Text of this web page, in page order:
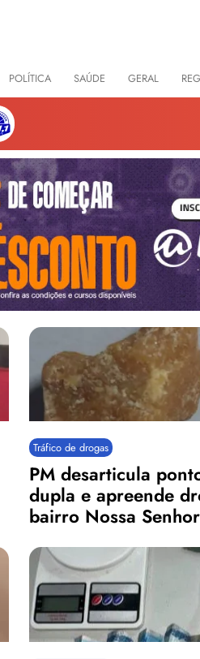
POLÍTICA SAÚDE GERAL
Tráfico de drogas
PM desarticula
dupla e apreende
bairro Nossa